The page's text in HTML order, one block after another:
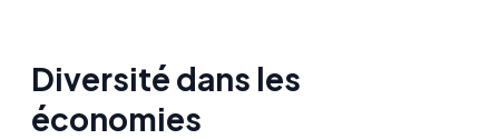
Diversité dans les
économies